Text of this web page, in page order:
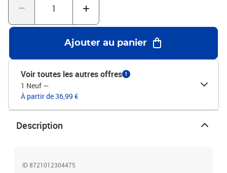
AcierDimensions totales : 206 x 3 x 90 cm (L x l x H)Largeur de
Veuillez utiliser des vis M6 pour l’installation
Ajouter au panier
Voir toutes les autres offres 1
1 Neuf —
À partir de 36,99 €
Description
ID 8721012304475